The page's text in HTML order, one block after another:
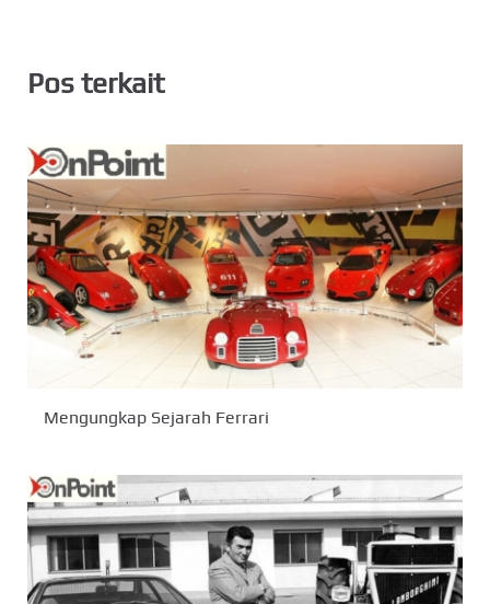
Pos terkait
Mengungkap Sejarah Ferrari